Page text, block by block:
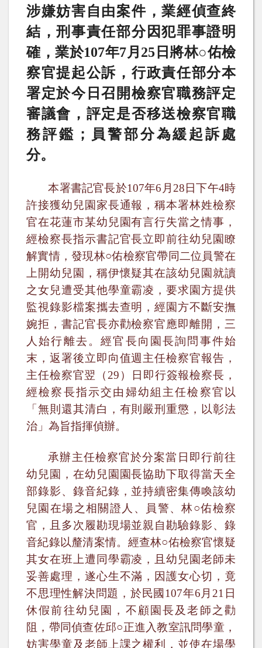
涉嫌妨害自由案件，業經偵查終
結，刑事責任部分因犯罪事證明
確，業於107年7月 25 日將林○佑檢
察官提起公訴，行政責任部分本
署定於今日召開檢察官職務評定
審議會，評定是否移送檢察官職
務評鑑；員警部分為緩起訴處
分。
本署書記官長於107年6 月 28日下午4時
許接獲幼兒園家長通報，稱本署林姓檢察
官在花蓮市某幼兒園有言行失當之情事，
經檢察長指示書記官長立即前往幼兒園瞭
解實情，發現林○佑檢察官帶同二位員警在
上開幼兒園，稱伊懷疑其在該幼兒園就讀
之女兒遭受其他學童霸凌，要求園方提供
監視錄影檔案攜去查明，經園方不斷安撫
婉拒，書記官長亦勸檢察官應即離開，三
人始行離去。經官長向園長詢問事件始
末，返署後立即向值週主任檢察官報告，
主任檢察官翌（ 29 ）日即行簽報檢察長，
經檢察長指示交由婦幼組主任檢察官以
「無則還其清白，有則嚴刑重懲，以彰法
治」為旨指揮偵辦。
承辦主任檢察官於分案當日即行前往
幼兒園，在幼兒園園長協助下取得當天全
部錄影、錄音紀錄，並持續密集傳喚該幼
兒園在場之相關證人、員警、林○佑檢察
官，且多次履勘現場並親自勘驗錄影、錄
音紀錄以釐清案情。經查林○佑檢察官懷疑
其女在班上遭同學霸凌，且幼兒園老師未
妥善處理，遂心生不滿，因護女心切，竟
不思理性解決問題，於民國107年6 月 21 日
休假前往幼兒園，不顧園長及老師之勸
阻，帶同偵查佐邱○正進入教室訊問學童，
妨害學童及老師上課之權利，並使在場學